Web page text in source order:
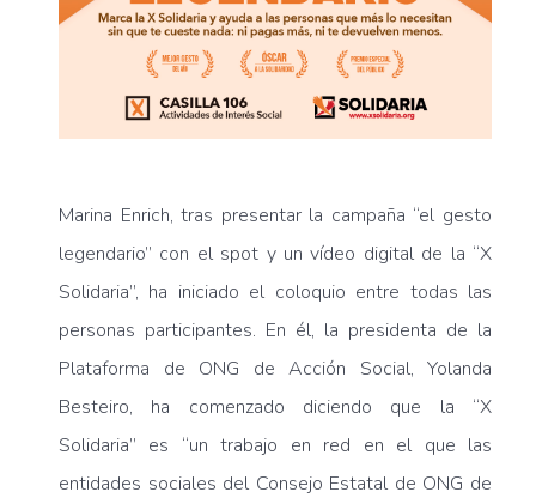
Marina Enrich, tras presentar la campaña “el gesto
legendario” con el spot y un vídeo digital de la “X
Solidaria”, ha iniciado el coloquio entre todas las
personas participantes. En él, la presidenta de la
Plataforma de ONG de Acción Social, Yolanda
Besteiro, ha comenzado diciendo que la “X
Solidaria” es “un trabajo en red en el que las
entidades sociales del Consejo Estatal de ONG de